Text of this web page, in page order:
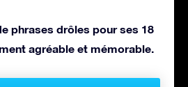
phrases drôles pour ses 18
agréable et mémorable.